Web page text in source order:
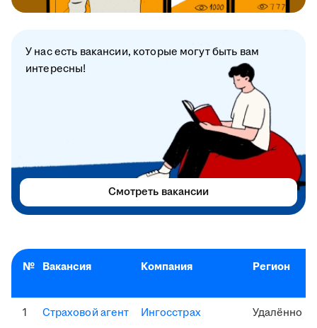
№ Вакансия Компания Регион
1 Страховой агент Ингосстрах Удалённо
У нас есть вакансии, которые могут быть вам
интересны!
Смотреть вакансии